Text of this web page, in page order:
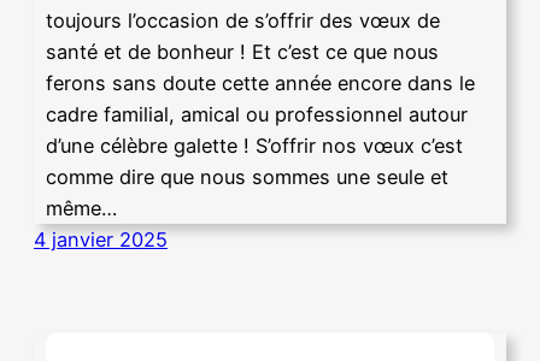
toujours l’occasion de s’offrir des vœux de
santé et de bonheur ! Et c’est ce que nous
ferons sans doute cette année encore dans le
cadre familial, amical ou professionnel autour
d’une célèbre galette ! S’offrir nos vœux c’est
comme dire que nous sommes une seule et
même…
4 janvier 2025